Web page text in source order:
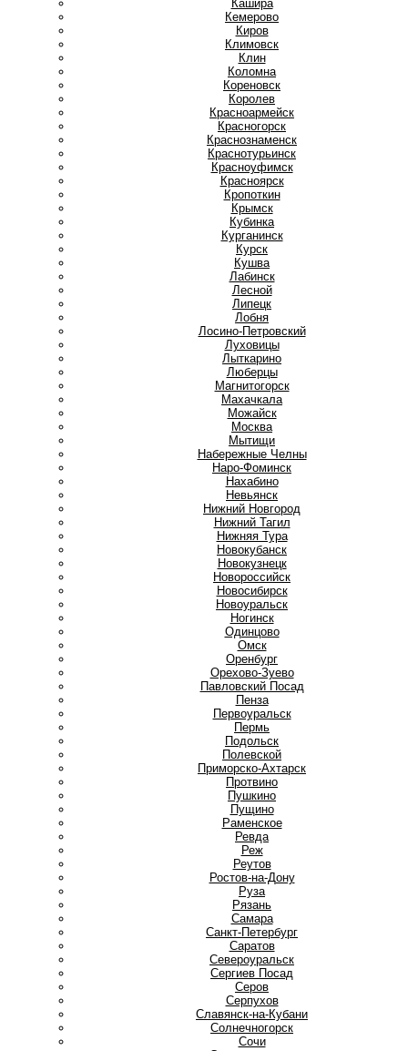
Кашира
Кемерово
Киров
Климовск
Клин
Коломна
Кореновск
Королев
Красноармейск
Красногорск
Краснознаменск
Краснотурьинск
Красноуфимск
Красноярск
Кропоткин
Крымск
Кубинка
Курганинск
Курск
Кушва
Лабинск
Лесной
Липецк
Лобня
Лосино-Петровский
Луховицы
Лыткарино
Люберцы
Магнитогорск
Махачкала
Можайск
Москва
Мытищи
Набережные Челны
Наро-Фоминск
Нахабино
Невьянск
Нижний Новгород
Нижний Тагил
Нижняя Тура
Новокубанск
Новокузнецк
Новороссийск
Новосибирск
Новоуральск
Ногинск
Одинцово
Омск
Оренбург
Орехово-Зуево
Павловский Посад
Пенза
Первоуральск
Пермь
Подольск
Полевской
Приморско-Ахтарск
Протвино
Пушкино
Пущино
Раменское
Ревда
Реж
Реутов
Ростов-на-Дону
Руза
Рязань
Самара
Санкт-Петербург
Саратов
Североуральск
Сергиев Посад
Серов
Серпухов
Славянск-на-Кубани
Солнечногорск
Сочи